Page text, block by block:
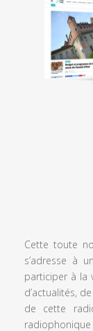
Cette toute
s’adresse à
participer à la
d’actualités,
de cette